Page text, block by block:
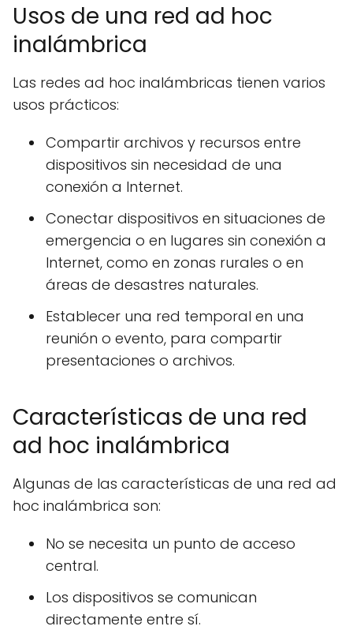
Usos de una red ad hoc
inalámbrica
Las redes ad hoc inalámbricas tienen varios
usos prácticos:
Compartir archivos y recursos entre
dispositivos sin necesidad de una
conexión a Internet.
Conectar dispositivos en situaciones de
emergencia o en lugares sin conexión a
Internet, como en zonas rurales o en
áreas de desastres naturales.
Establecer una red temporal en una
reunión o evento, para compartir
presentaciones o archivos.
Características de una red
ad hoc inalámbrica
Algunas de las características de una red ad
hoc inalámbrica son:
No se necesita un punto de acceso
central.
Los dispositivos se comunican
directamente entre sí.